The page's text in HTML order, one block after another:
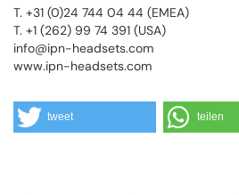
T. +31 (0)24 744 04 44 (EMEA)
T. +1 (262) 99 74 391 (USA)
info@ipn-headsets.com
www.ipn-headsets.com
tweet teilen